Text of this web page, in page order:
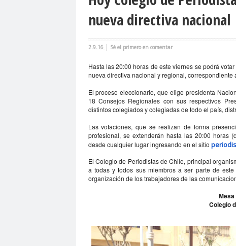
agresión periodistas agresiones
Alejandro Navarro
Alejandro Torres Alto
Amnistía Internacional
Andrés Oppenheimer
Asamblea Constituyente
Asamblea
Asociación Nacional de Magistrados
Barceloma
bases para el debate BBC NEWS
calentamiento global
calidad periodística
camarógrafos reporteros gráficos
capacitación
Carabineros Carlos Cuadrado
Carolina Montiel
Carolina Plaza Carolina
Casa Central
censura
Chilevisión
Chuquicamata cidh Circulo de
Club de Pequeños Súper Periodistas de Pozo
nueva directiva nacional
2.9.16 | Sé el primero en comentar
Hasta las 20:00 horas de este viernes se podrá
nueva directiva nacional y regional, correspondiente
El proceso eleccionario, que elige presidenta
18 Consejos Regionales con sus respectivos
distintos colegiados y colegiadas de todo el país,
Las votaciones, que se realizan de forma
profesional, se extenderán hasta las 20:00 horas
desde cualquier lugar ingresando en el sitio
El Colegio de Periodistas de Chile, principal
a todas y todos sus miembros a ser parte de
organización de los trabajadores de las
Colegio